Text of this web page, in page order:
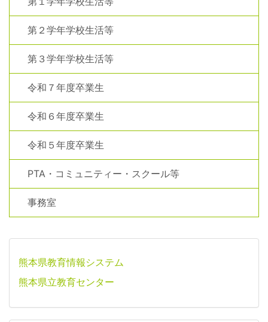
第２学年学校生活等
第３学年学校生活等
令和７年度卒業生
令和６年度卒業生
令和５年度卒業生
PTA・コミュニティー・スクール等
事務室
熊本県教育情報システム
熊本県立教育センター